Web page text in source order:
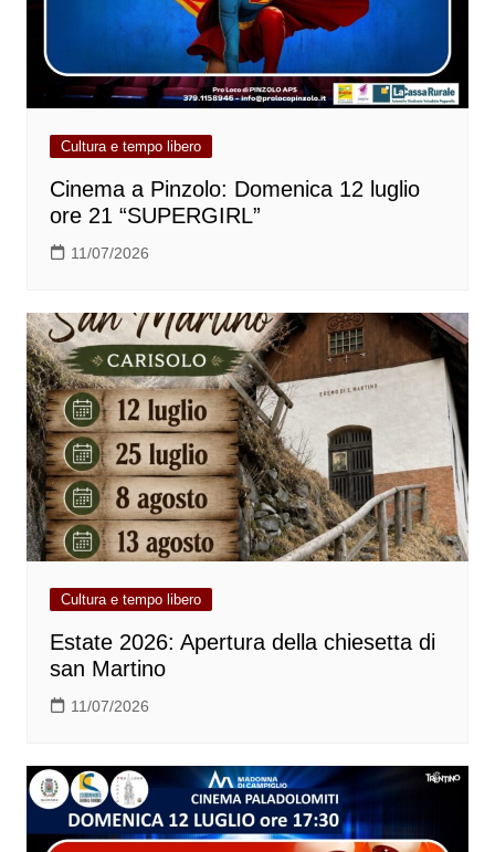
Cultura e tempo libero
Cinema a Pinzolo: Domenica 12 luglio
ore 21 “SUPERGIRL”
11/07/2026
Cultura e tempo libero
Estate 2026: Apertura della chiesetta di
san Martino
11/07/2026